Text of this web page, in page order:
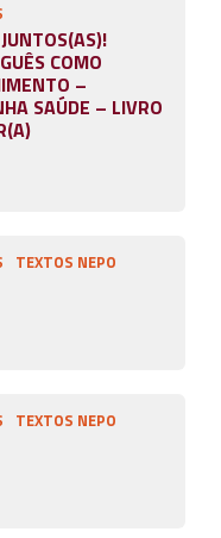
COMO
–
SAÚDE – LIVRO
TEXTOS NEPO
TEXTOS NEPO